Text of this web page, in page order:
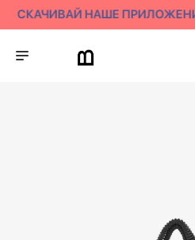
СКАЧИВАЙ НАШЕ ПРИЛОЖЕНИЕ